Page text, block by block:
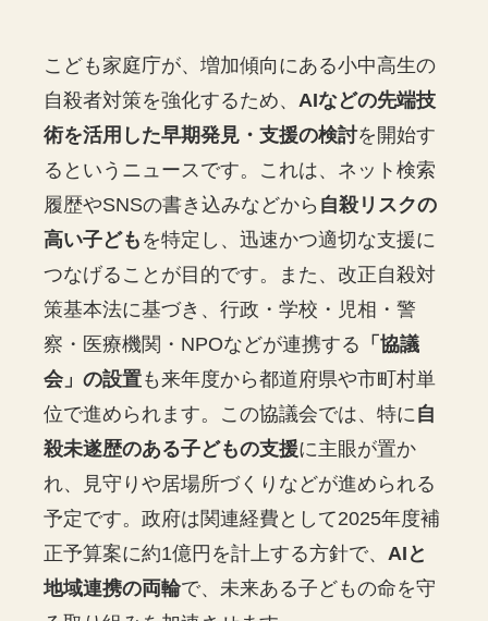
こども家庭庁が、増加傾向にある小中高生の
自殺者対策を強化するため、AIなどの先端技
術を活用した早期発見・支援の検討を開始す
るというニュースです。これは、ネット検索
履歴やSNSの書き込みなどから 自殺リスクの
高い子ども を特定し、迅速かつ適切な支援に
つなげることが目的です。また、改正自殺対
策基本法に基づき、行政・学校・児相・警
察・医療機関・NPOなどが連携する 「協議
会」の設置も来年度から都道府県や市町村単
位で進められます。この協議会では、特に自
殺未遂歴のある子どもの支援に主眼が置か
れ、見守りや居場所づくりなどが進められる
予定です。政府は関連経費として2025年度補
正予算案に約1億円を計上する方針で、AIと
地域連携の両輪で、未来ある子どもの命を守